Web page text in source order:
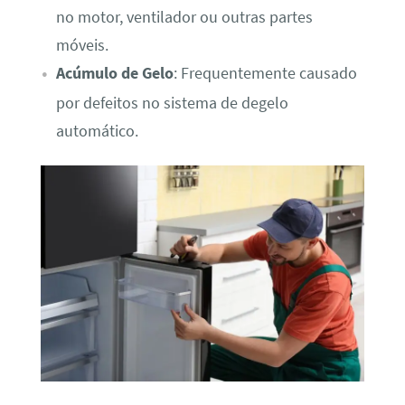
no motor, ventilador ou outras partes
móveis.
Acúmulo de Gelo: Frequentemente causado
por defeitos no sistema de degelo
automático.